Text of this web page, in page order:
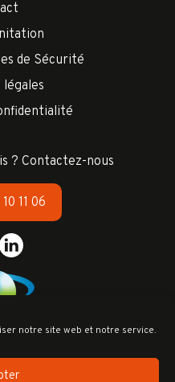
notre site web et notre service.
de Sécurité
? Contactez-nous
11 06